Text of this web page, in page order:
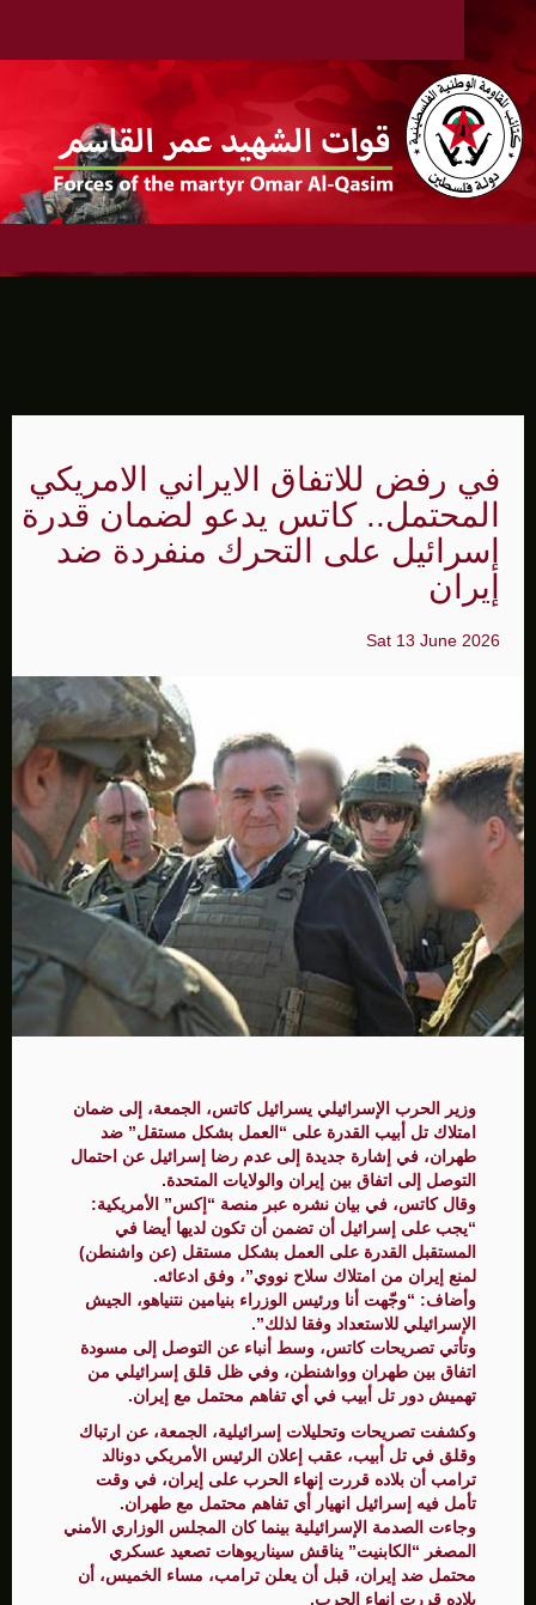
في رفض للاتفاق الايراني الامريكي
المحتمل.. كاتس يدعو لضمان قدرة
إسرائيل على التحرك منفردة ضد
إيران
Sat 13 June 2026
وزير الحرب الإسرائيلي يسرائيل كاتس، الجمعة، إلى ضمان
امتلاك تل أبيب القدرة على “العمل بشكل مستقل” ضد
طهران، في إشارة جديدة إلى عدم رضا إسرائيل عن احتمال
التوصل إلى اتفاق بين إيران والولايات المتحدة.
وقال كاتس، في بيان نشره عبر منصة “إكس” الأمريكية:
“يجب على إسرائيل أن تضمن أن تكون لديها أيضا في
المستقبل القدرة على العمل بشكل مستقل (عن واشنطن)
لمنع إيران من امتلاك سلاح نووي”، وفق ادعائه.
وأضاف: “وجّهت أنا ورئيس الوزراء بنيامين نتنياهو، الجيش
الإسرائيلي للاستعداد وفقا لذلك”.
وتأتي تصريحات كاتس، وسط أنباء عن التوصل إلى مسودة
اتفاق بين طهران وواشنطن، وفي ظل قلق إسرائيلي من
تهميش دور تل أبيب في أي تفاهم محتمل مع إيران.
وكشفت تصريحات وتحليلات إسرائيلية، الجمعة، عن ارتباك
وقلق في تل أبيب، عقب إعلان الرئيس الأمريكي دونالد
ترامب أن بلاده قررت إنهاء الحرب على إيران، في وقت
تأمل فيه إسرائيل انهيار أي تفاهم محتمل مع طهران.
وجاءت الصدمة الإسرائيلية بينما كان المجلس الوزاري الأمني
المصغر “الكابنيت” يناقش سيناريوهات تصعيد عسكري
محتمل ضد إيران، قبل أن يعلن ترامب، مساء الخميس، أن
بلاده قررت إنهاء الحرب.